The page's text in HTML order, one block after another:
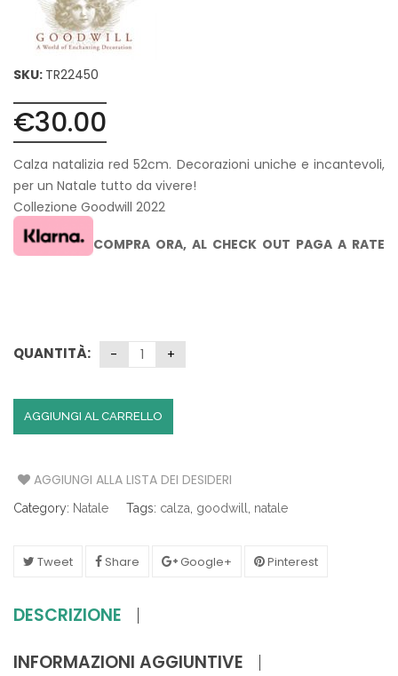
SKU: TR22450
€30.00
Calza natalizia red 52cm. Decorazioni uniche e incantevoli,
per un Natale tutto da vivere!
Collezione Goodwill 2022
COMPRA ORA, AL CHECK OUT PAGA A RATE
QUANTITÀ:
AGGIUNGI AL CARRELLO
AGGIUNGI ALLA LISTA DEI DESIDERI
Category: Natale Tags: calza goodwill natale
Tweet Share Google+ Pinterest
DESCRIZIONE
INFORMAZIONI AGGIUNTIVE